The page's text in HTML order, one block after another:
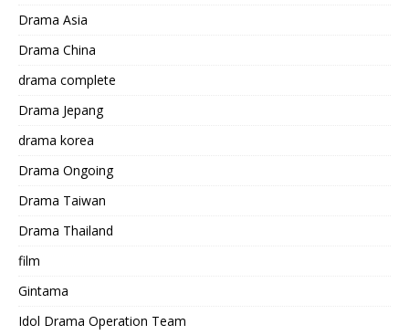
Drama Asia
Drama China
drama complete
Drama Jepang
drama korea
Drama Ongoing
Drama Taiwan
Drama Thailand
film
Gintama
Idol Drama Operation Team